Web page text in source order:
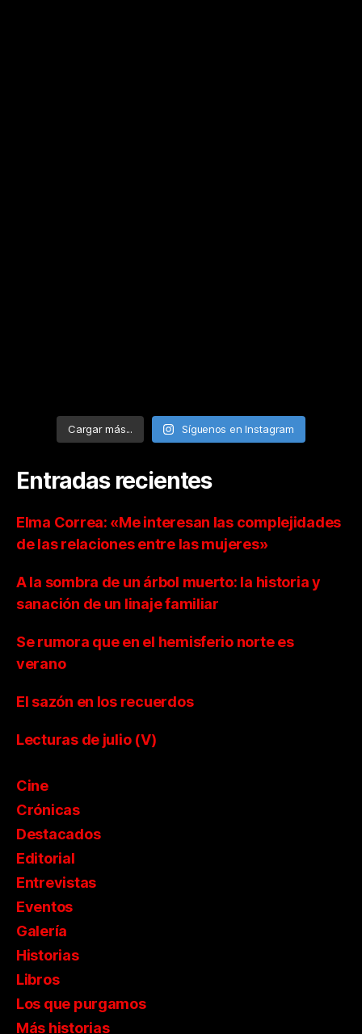
Cargar más... Síguenos en Instagram
Entradas recientes
Elma Correa: «Me interesan las complejidades
de las relaciones entre las mujeres»
A la sombra de un árbol muerto: la historia y
sanación de un linaje familiar
Se rumora que en el hemisferio norte es
verano
El sazón en los recuerdos
Lecturas de julio (V)
Cine
Crónicas
Destacados
Editorial
Entrevistas
Eventos
Galería
Historias
Libros
Los que purgamos
Más historias